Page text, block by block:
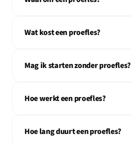
Wat kost een proefles?
Mag ik starten zonder proefles?
Hoe werkt een proefles?
Hoe lang duurt een proefles?